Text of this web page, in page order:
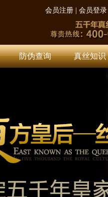
会员注册 会员登录
防伪查询 真丝知识